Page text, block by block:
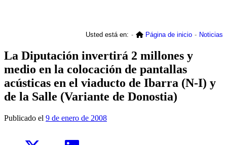
Usted está en: Página de inicio Noticias
La Diputación invertirá 2 millones y
medio en la colocación de pantallas
acústicas en el viaducto de Ibarra (N-I) y
de la Salle (Variante de Donostia)
Publicado el 9 de enero de 2008